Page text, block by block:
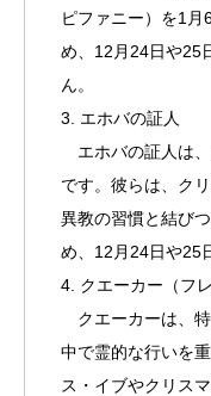
ピファニー）を1
め、12月24日や25
ん。
3. エホバの証人
エホバの証人は
です。彼らは、ク
異教の習慣と結び
め、12月24日や25
4. クエーカー（フレ
クエーカーは、
中で霊的な行いを
ス・イブやクリス